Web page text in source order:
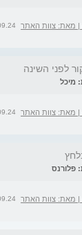
מאת: צוות האתר | 18:09
מאת: צוות האתר | 22:27
מאת: צוות האתר | 05:07